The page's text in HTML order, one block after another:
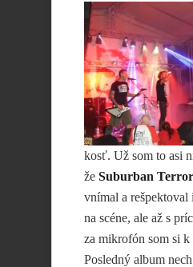
kosť. Už som to asi
že Suburban
vnímal a rešpektoval
na scéne, ale až s
za mikrofón som si k
Posledný album